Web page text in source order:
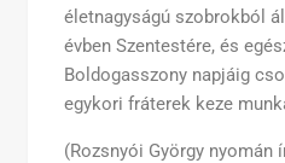
életnagyságú szobrokból
évben Szentestére, és
Boldogasszony napjáig
egykori fráterek keze
(Rozsnyói György nyomán